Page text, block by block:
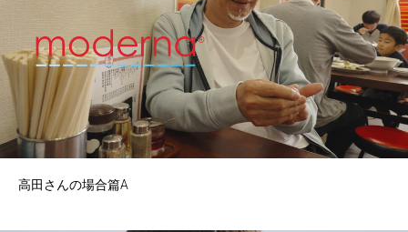
高田さんの場合篇A